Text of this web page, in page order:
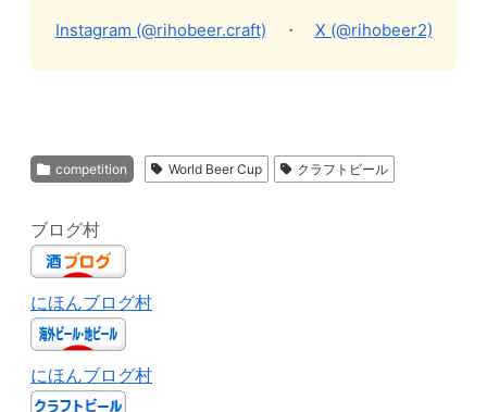
Instagram (@rihobeer.craft) ・ X (@rihobeer2)
competition World Beer Cup クラフトビール
ブログ村
にほんブログ村
にほんブログ村